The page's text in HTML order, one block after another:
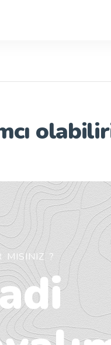
MISINIZ ?